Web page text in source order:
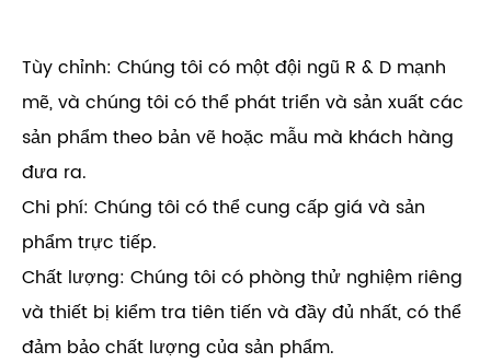
Tùy chỉnh: Chúng tôi có một đội ngũ R & D mạnh
mẽ, và chúng tôi có thể phát triển và sản xuất các
sản phẩm theo bản vẽ hoặc mẫu mà khách hàng
đưa ra.
Chi phí: Chúng tôi có thể cung cấp giá và sản
phẩm trực tiếp.
Chất lượng: Chúng tôi có phòng thử nghiệm riêng
và thiết bị kiểm tra tiên tiến và đầy đủ nhất, có thể
đảm bảo chất lượng của sản phẩm.